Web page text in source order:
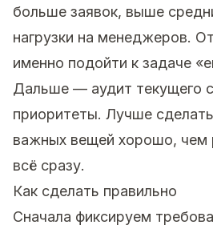
больше заявок, выше
нагрузки на менеджеров.
именно подойти к задаче
Дальше — аудит текущего
приоритеты. Лучше
важных вещей хорошо, чем
всё сразу.
Как сделать правильно
Сначала фиксируем